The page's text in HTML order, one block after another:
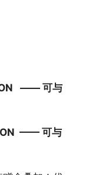
——可与
—— 可与